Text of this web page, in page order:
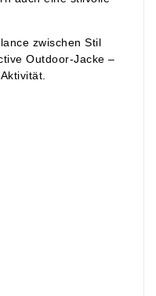
zwischen Stil
Outdoor-Jacke –